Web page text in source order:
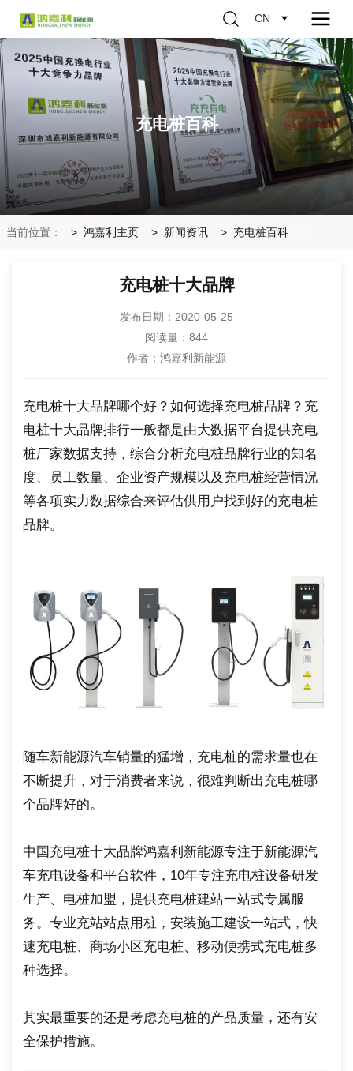
CN
充电桩百科
当前位置： 鸿嘉利主页 新闻资讯 充电桩百科
充电桩十大品牌
发布日期：2020-05-25
阅读量： 844
作者：鸿嘉利新能源
充电桩十大品牌哪个好？如何选择充电桩品牌？充
电桩十大品牌排行一般都是由大数据平台提供充电
桩厂家数据支持，综合分析充电桩品牌行业的知名
度、员工数量、企业资产规模以及充电桩经营情况
等各项实力数据综合来评估供用户找到好的充电桩
品牌。
随车新能源汽车销量的猛增，充电桩的需求量也在
不断提升，对于消费者来说，很难判断出充电桩哪
个品牌好的。
中国充电桩十大品牌鸿嘉利新能源专注于新能源汽
车充电设备和平台软件，10年专注充电桩设备研发
生产、电桩加盟，提供充电桩建站一站式专属服
务。专业充站站点用桩，安装施工建设一站式，快
速充电桩、商场小区充电桩、移动便携式充电桩多
种选择。
其实最重要的还是考虑充电桩的产品质量，还有安
全保护措施。